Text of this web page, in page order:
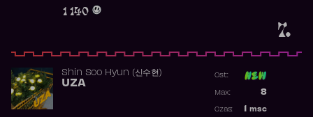
7.
1 140
Shin Soo Hyun (신수현)
UZA
Ost:
8
Max:
msc
Czas: